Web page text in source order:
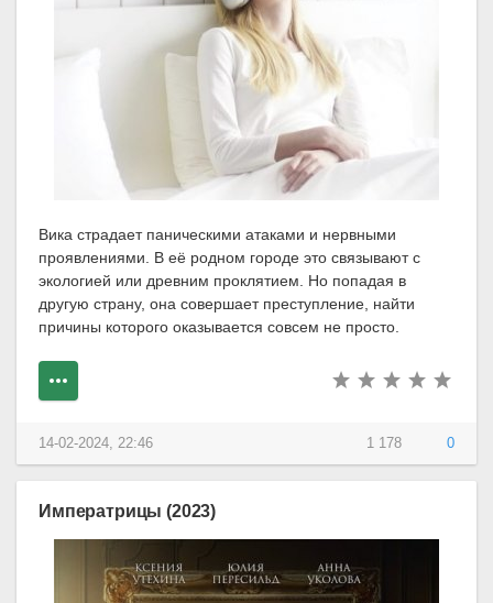
Вика страдает паническими атаками и нервными
проявлениями. В её родном городе это связывают с
экологией или древним проклятием. Но попадая в
другую страну, она совершает преступление, найти
причины которого оказывается совсем не просто.
1 178 0
14-02-2024, 22:46
Императрицы (2023)